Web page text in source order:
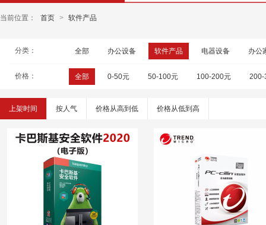
当前位置： 首页 > 软件产品
分类： 全部 办公设备 软件产品 电器设备 办公
价格： 全部 0-50元 50-100元 100-200元 200-
上架时间 按人气 价格从高到低 价格从低到高